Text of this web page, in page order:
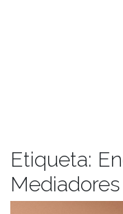
Etiqueta: